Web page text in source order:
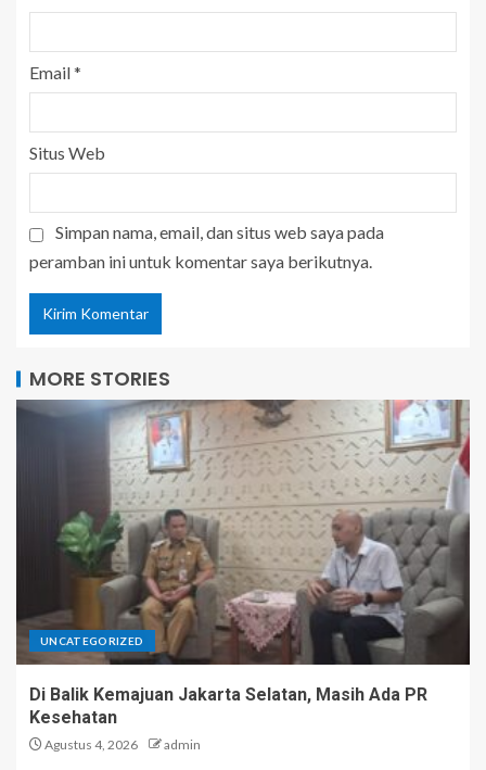
Email*
Situs Web
Simpan nama, email, dan situs web saya pada
peramban ini untuk komentar saya berikutnya.
MORE STORIES
UNCATEGORIZED
Di Balik Kemajuan Jakarta Selatan, Masih Ada PR
Kesehatan
Agustus 4, 2026 admin